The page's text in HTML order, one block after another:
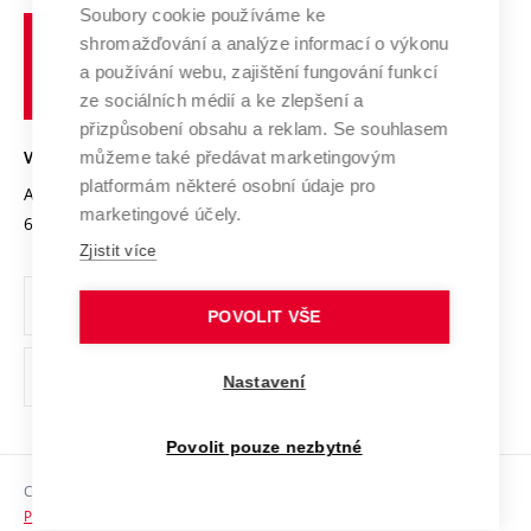
Výzkumné infrastruktury
Transfer znalostí
Open Science
Projekty
Projekty ze strukturálních fondů
Specifický výzkum
Spolupráce se školami
Služby univerzity
Mezinárodní dohody
Univerzitní sítě
Udržitelná univerzita
Podnikavá univerzita / ContriBUTe
Bezpečná univerzita
Vyznamenání
Organizační struktura
Ochrana osobních údajů
odkaz)
Sociální bezpečí
učení
technické
VYSOKÉ UČENÍ TECHNICKÉ V BRNĚ
Antonínská 548/1
602 00 Brno
www.vut.cz
vut@vutbr.cz
Copyright © 2026 VUT
Prohlášení o přístupnosti
Soubory cookie používáme ke
shromažďování a analýze informací o výkonu
a používání webu, zajištění fungování funkcí
ze sociálních médií a ke zlepšení a
přizpůsobení obsahu a reklam. Se souhlasem
můžeme také předávat marketingovým
platformám některé osobní údaje pro
marketingové účely.
Zjistit více
POVOLIT VŠE
Nastavení
Povolit pouze nezbytné